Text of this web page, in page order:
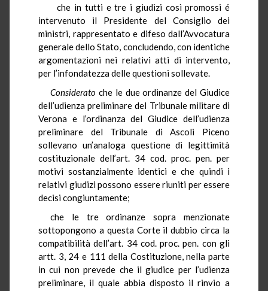
che in tutti e tre i giudizi così promossi é
intervenuto il Presidente del Consiglio dei
ministri, rappresentato e difeso dall’Avvocatura
generale dello Stato, concludendo, con identiche
argomentazioni nei relativi atti di intervento,
per l’infondatezza delle questioni sollevate.
Considerato che le due ordinanze del Giudice
dell’udienza preliminare del Tribunale militare di
Verona e l’ordinanza del Giudice dell’udienza
preliminare del Tribunale di Ascoli Piceno
sollevano un’analoga questione di legittimità
costituzionale dell’art. 34 cod. proc. pen. per
motivi sostanzialmente identici e che quindi i
relativi giudizi possono essere riuniti per essere
decisi congiuntamente;
che le tre ordinanze sopra menzionate
sottopongono a questa Corte il dubbio circa la
compatibilità dell’art. 34 cod. proc. pen. con gli
artt. 3, 24 e 111 della Costituzione, nella parte
in cui non prevede che il giudice per l’udienza
preliminare, il quale abbia disposto il rinvio a